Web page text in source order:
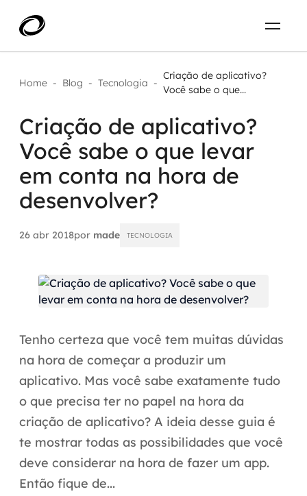
Aplicar IA com impacto real
AI / Machine Learning
IA Generativa
Agentes de IA
Aceleradores de IA
Automação inteligente
Integração de IA
RPA e hiperautomação
AI Day
Transformar dados em decisão
Data Analytics
Projetos
Carreira
Home - Blog - Tecnologia -
Criação de aplicativo?
Você sabe o que...
Criação de aplicativo?
Você sabe o que levar
em conta na hora de
desenvolver?
26 abr 2018por made TECNOLOGIA
Tenho certeza que você tem muitas dúvidas
na hora de começar a produzir um
aplicativo. Mas você sabe exatamente tudo
o que precisa ter no papel na hora da
criação de aplicativo? A ideia desse guia é
te mostrar todas as possibilidades que você
deve considerar na hora de fazer um app.
Então fique de...